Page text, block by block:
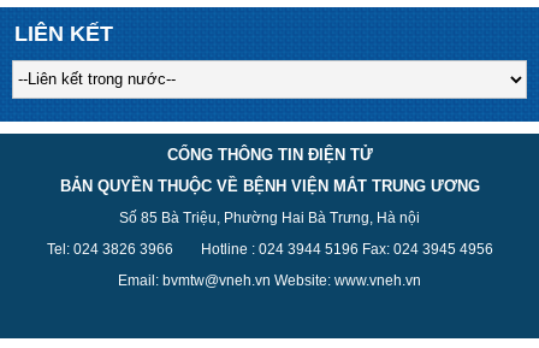
LIÊN KẾT
CỔNG THÔNG TIN ĐIỆN TỬ
BẢN QUYỀN THUỘC VỀ BỆNH VIỆN MẮT TRUNG ƯƠNG
Số 85 Bà Triệu, Phường Hai Bà Trưng, Hà nội
Tel: 024 3826 3966 Hotline : 024 3944 5196 Fax: 024 3945 4956
Email: bvmtw@vneh.vn Website: www.vneh.vn